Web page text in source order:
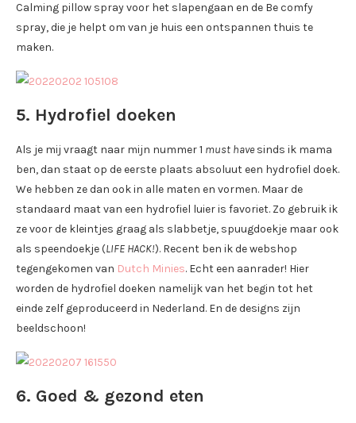
Calming pillow spray voor het slapengaan en de Be comfy
spray, die je helpt om van je huis een ontspannen thuis te
maken.
5. Hydrofiel doeken
Als je mij vraagt naar mijn nummer 1 must havesinds ik mama
ben, dan staat op de eerste plaats absoluut een hydrofiel doek.
We hebben ze dan ook in alle maten en vormen. Maar de
standaard maat van een hydrofiel luier is favoriet. Zo gebruik ik
ze voor de kleintjes graag als slabbetje, spuugdoekje maar ook
als speendoekje (LIFE HACK!). Recent ben ik de webshop
tegengekomen van Dutch Minies. Echt een aanrader! Hier
worden de hydrofiel doeken namelijk van het begin tot het
einde zelf geproduceerd in Nederland. En de designs zijn
beeldschoon!
6. Goed & gezond eten